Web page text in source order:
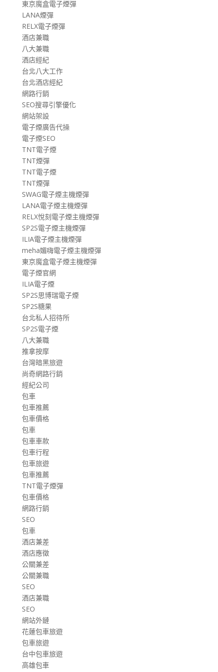
東京魔盒電子煙彈
LANA煙彈
RELX電子煙彈
酒店兼職
八大兼職
酒店經紀
台北八大工作
台北酒店經紀
網路行銷
SEO搜尋引擎優化
網站架設
電子煙廣告代操
電子煙SEO
TNT電子煙
TNT煙彈
TNT電子煙
TNT煙彈
SWAG電子煙主機煙彈
LANA電子煙主機煙彈
RELX悅刻電子煙主機煙彈
SP2S電子煙主機煙彈
ILIA電子煙主機煙彈
meha媚嗨電子煙主機煙彈
東京魔盒電子煙主機煙彈
電子煙官網
ILIA電子煙
SP2S思博瑞電子煙
SP2S糖果
台北私人招待所
SP2S電子煙
八大兼職
推拿按摩
台灣暗黑旅遊
尚奇網路行銷
經紀公司
包車
包車推薦
包車價格
包車
包車車款
包車行程
包車旅遊
包車推薦
TNT電子煙彈
包車價格
網路行銷
SEO
包車
酒店兼差
酒店應徵
公關兼差
公關兼職
SEO
酒店兼職
SEO
網站外鏈
花蓮包車旅遊
包車旅遊
台中包車旅遊
高雄包車